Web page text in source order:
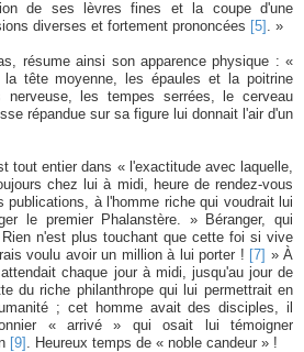
de ses lèvres fines et la coupe d'une
diverses et fortement prononcées
[5] . »
résume ainsi son apparence physique : «
tête moyenne, les épaules et la poitrine
nerveuse, les tempes serrées, le cerveau
répandue sur sa figure lui donnait l'air d'un
tout entier dans « l'exactitude avec laquelle,
chez lui à midi, heure de rendez-vous
publications, à l'homme riche qui voudrait lui
le premier Phalanstère. » Béranger, qui
n'est plus touchant que cette foi si vive
voulu avoir un million à lui porter !
[7]
» À
chaque jour à midi, jusqu'au jour de
du riche philanthrope qui lui permettrait en
; cet homme avait des disciples, il
« arrivé » qui osait lui témoigner
[9] . Heureux temps de « noble candeur » !